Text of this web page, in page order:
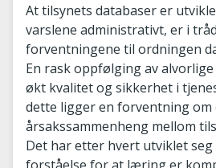
At tilsynets databaser er
varslene administrativt, er i
forventningene til ordningen
En rask oppfølging av
økt kvalitet og sikkerhet i
dette ligger en forventning
årsakssammenheng mellom
Det har etter hvert utviklet seg